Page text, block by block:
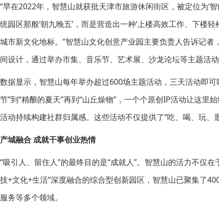
“早在2022年，智慧山就获批天津市旅游休闲街区，被定位为‘
统园区那般‘朝九晚五’，而是营造出一种‘上楼高效工作、下楼
城市新文化地标。”智慧山文化创意产业园主要负责人告诉记
间设计，通过举办市集、音乐节、艺术展、沙龙论坛等主题活
数据显示，智慧山每年举办超过600场主题活动，三天活动即
节”到“精酿的夏天”再到“山丘燥物”，一个个原创IP活动让这
活动持续构建社群归属感。这些活动不仅提供了“吃、喝、玩
产城融合 成就干事创业热情
“吸引人、留住人”的最终目的是“成就人”。智慧山的活力不仅
技+文化+生活”深度融合的综合型创新园区，智慧山已聚集了
服务等多个领域。